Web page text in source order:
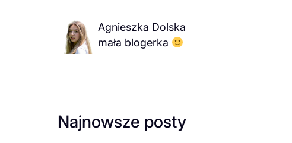
Agnieszka Dolska
mała blogerka
Najnowsze posty